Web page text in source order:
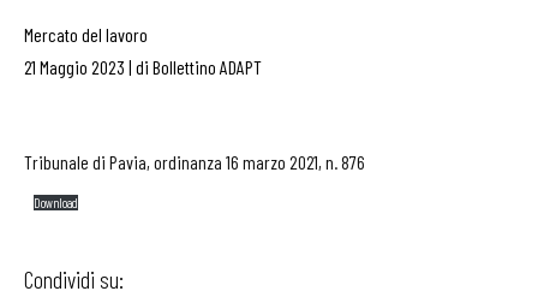
Mercato del lavoro
21 Maggio 2023 | di Bollettino ADAPT
Tribunale di Pavia, ordinanza 16 marzo 2021, n. 876
Download
Condividi su: